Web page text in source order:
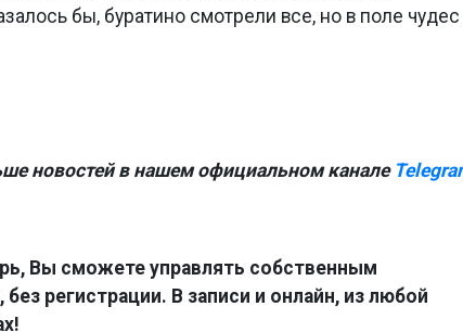
бы, буратино смотрели все, но в поле чудес
новостей в нашем официальном канале
Вы сможете управлять собственным
регистрации. В записи и онлайн, из любой